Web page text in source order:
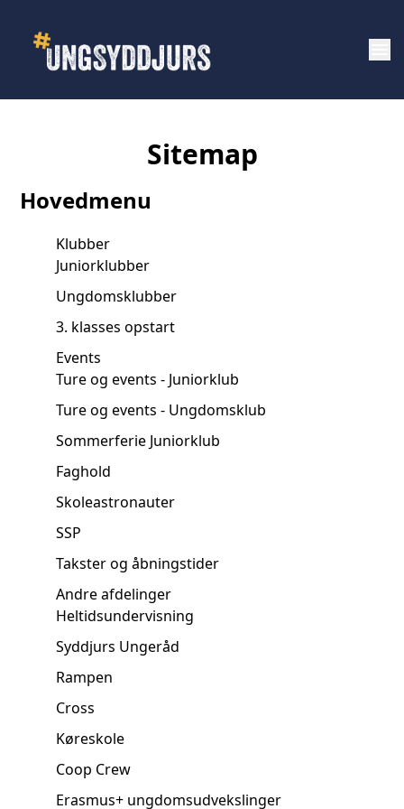
Sitemap
Hovedmenu
Klubber
Juniorklubber
Ungdomsklubber
3. klasses opstart
Events
Ture og events - Juniorklub
Ture og events - Ungdomsklub
Sommerferie Juniorklub
Faghold
Skoleastronauter
SSP
Takster og åbningstider
Andre afdelinger
Heltidsundervisning
Syddjurs Ungeråd
Rampen
Cross
Køreskole
Coop Crew
Erasmus+ ungdomsudvekslinger